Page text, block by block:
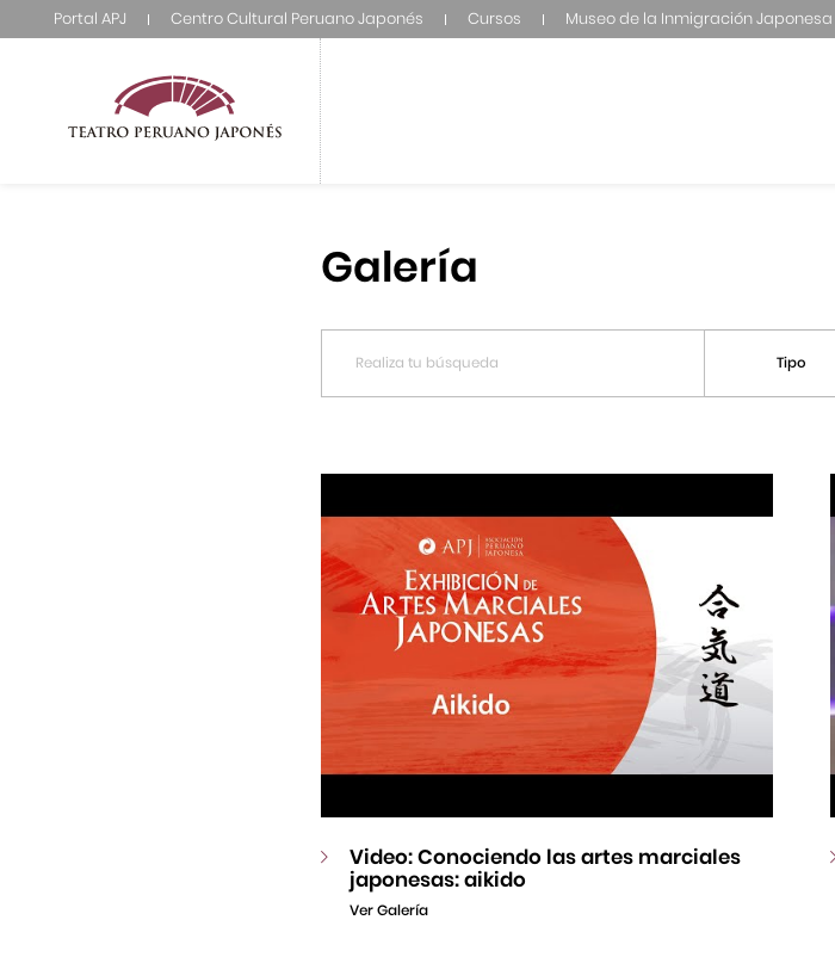
Portal APJ Centro Cultural Peruano Japonés Cursos Museo de la Inmigración Japonesa
Galería
Tipo
Video: Conociendo las artes marciales
japonesas: aikido
Ver Galería